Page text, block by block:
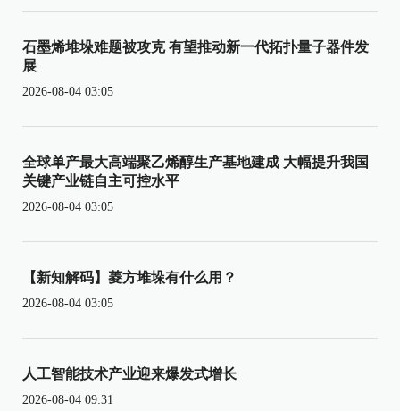
石墨烯堆垛难题被攻克 有望推动新一代拓扑量子器件发
展
2026-08-04 03:05
全球单产最大高端聚乙烯醇生产基地建成 大幅提升我国
关键产业链自主可控水平
2026-08-04 03:05
【新知解码】菱方堆垛有什么用？
2026-08-04 03:05
人工智能技术产业迎来爆发式增长
2026-08-04 09:31